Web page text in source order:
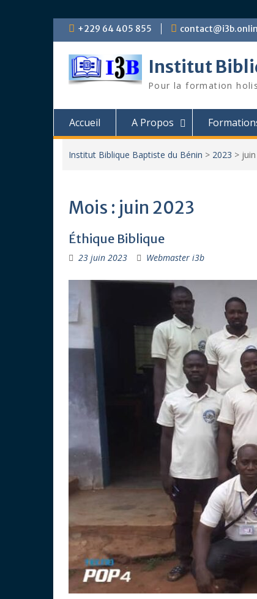
Skip +229 64 405 855
Institut
Pour la formation
Accueil A Propos
Institut Biblique Baptiste du Bénin > 2023 > juin
Mois : juin 2023
Éthique Biblique
23 juin 2023 Webmaster i3b